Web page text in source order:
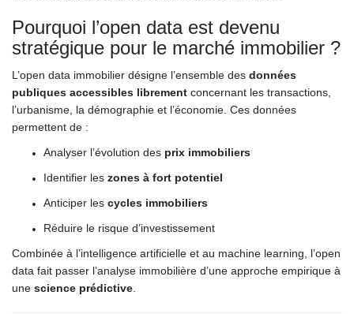
Pourquoi l’open data est devenu
stratégique pour le marché immobilier ?
L’open data immobilier désigne l’ensemble des données
publiques accessibles librement concernant les transactions,
l’urbanisme, la démographie et l’économie. Ces données
permettent de :
Analyser l’évolution des prix immobiliers
Identifier les zones à fort potentiel
Anticiper les cycles immobiliers
Réduire le risque d’investissement
Combinée à l’intelligence artificielle et au machine learning, l’open
data fait passer l’analyse immobilière d’une approche empirique à
une science prédictive